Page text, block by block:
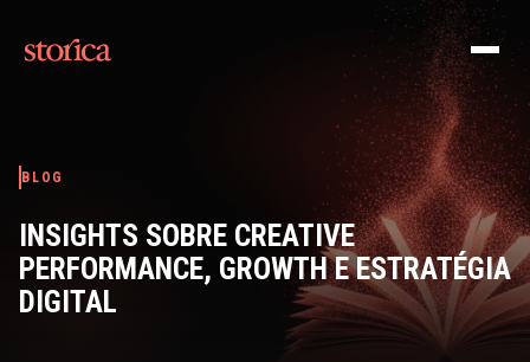
BLOG
INSIGHTS SOBRE CREATIVE
PERFORMANCE, GROWTH E ESTRATÉGIA
DIGITAL